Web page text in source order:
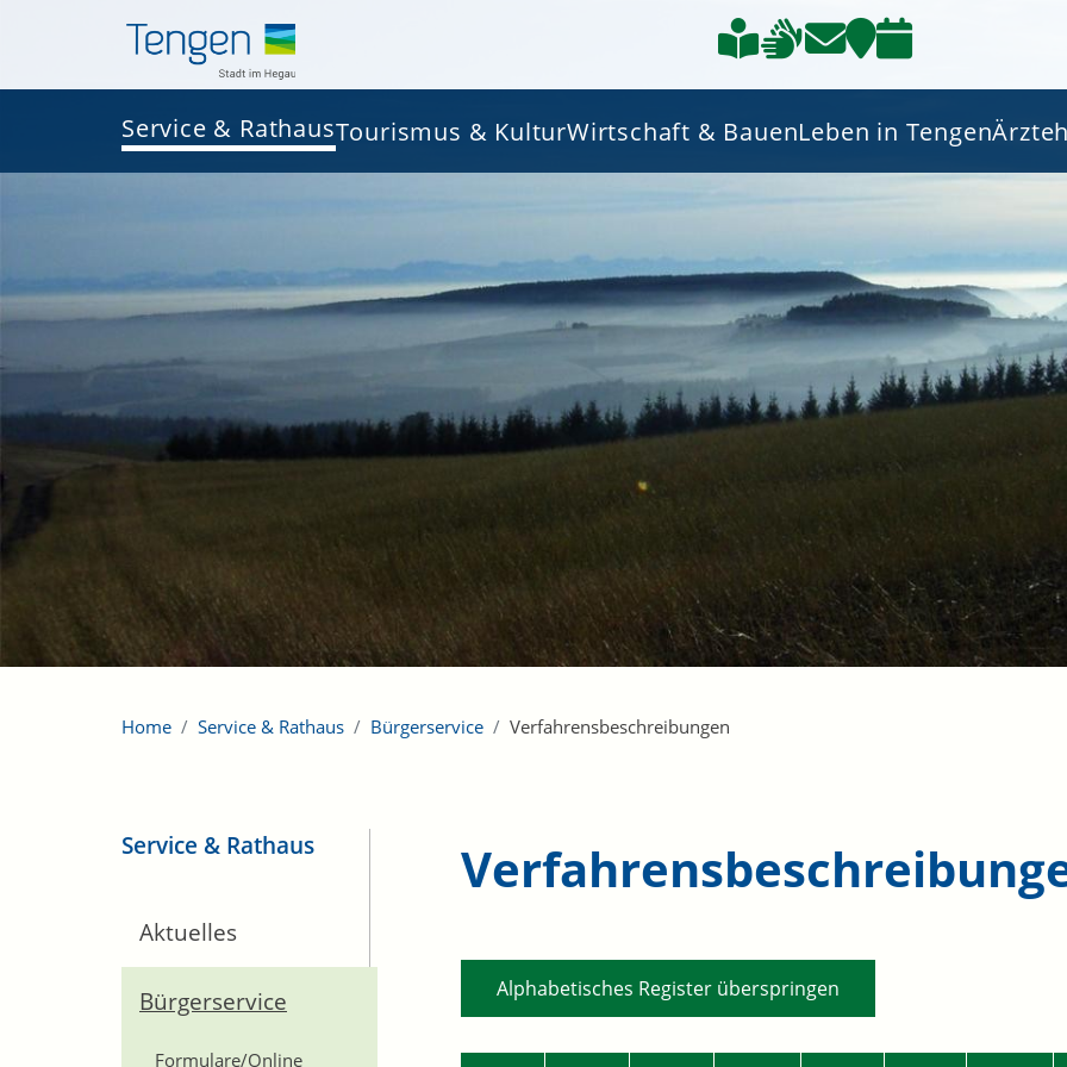
Service & RathausTourismus & KulturWirtschaft & BauenLeben in Tengen
Home Service & Rathaus Bürgerservice Verfahrensbeschreibungen
Service & Rathaus
Aktuelles
Bürgerservice
Formulare/Online
Alphabetisches Register überspringen